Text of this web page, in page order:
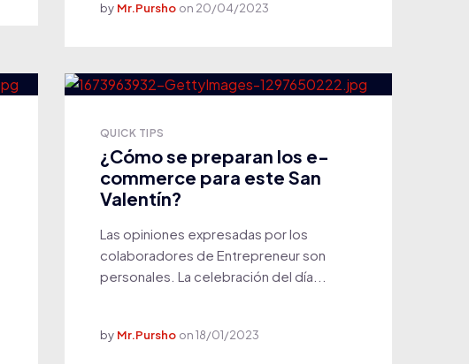
by Mr.Pursho on 20/04/2023
QUICK TIPS
¿Cómo se preparan los e-
commerce para este San
Valentín?
Las opiniones expresadas por los
colaboradores de Entrepreneur son
personales. La celebración del día...
by Mr.Pursho on18/01/2023